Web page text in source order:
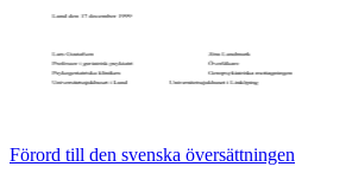
Förord till den svenska översättningen